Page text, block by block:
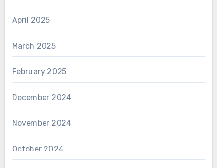
April 2025
March 2025
February 2025
December 2024
November 2024
October 2024